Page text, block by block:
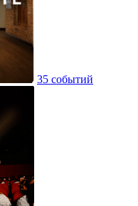
35 событий